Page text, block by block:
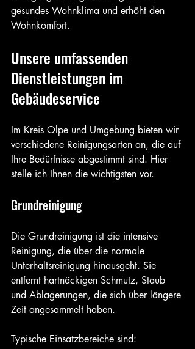
gesundes Wohnklima und erhöht den
Wohnkomfort.
Unsere umfassenden
Dienstleistungen im
Gebäudeservice
Im Kreis Olpe und Umgebung bieten wir
verschiedene Reinigungsarten an, die auf
Ihre Bedürfnisse abgestimmt sind. Hier
stelle ich Ihnen die wichtigsten vor.
Grundreinigung
Die Grundreinigung ist die intensive
Reinigung, die über die normale
Unterhaltsreinigung hinausgeht. Sie
entfernt hartnäckigen Schmutz, Staub
und Ablagerungen, die sich über längere
Zeit angesammelt haben.
Typische Einsatzbereiche sind: